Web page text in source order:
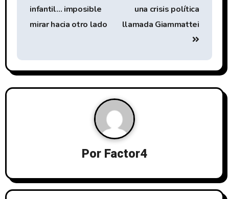
infantil… imposible
mirar hacia otro lado
una crisis política
llamada Giammattei
Por Factor4